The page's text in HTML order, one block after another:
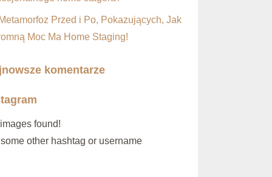
Przed i Po, Pokazujących, Jak
Moc Ma Home Staging!
komentarze
found!
other hashtag or username